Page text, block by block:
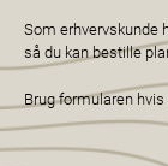
Som erhvervskunde
så du kan bestille
Brug formularen